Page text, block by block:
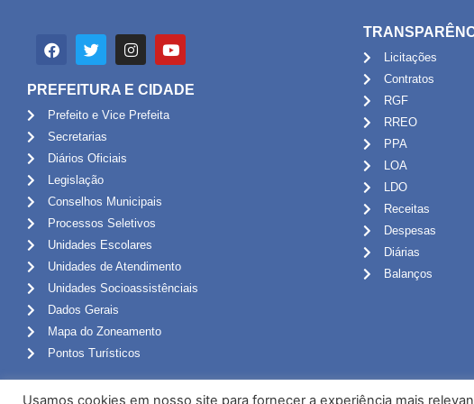
PREFEITURA E CIDADE
Prefeito e Vice Prefeita
Secretarias
Diários Oficiais
Legislação
Conselhos Municipais
Processos Seletivos
Unidades Escolares
Unidades de Atendimento
Unidades Socioassistênciais
Dados Gerais
Mapa do Zoneamento
Pontos Turísticos
Licitações
Contratos
RGF
RREO
PPA
LOA
LDO
Receitas
Despesas
Diárias
Balanços
Usamos cookies em nosso site para fornecer a experiência mais